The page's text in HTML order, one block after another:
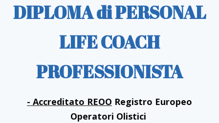
DIPLOMA di PERSONAL
LIFE COACH
PROFESSIONISTA
- Accreditato REOO Registro Europeo
Operatori Olistici